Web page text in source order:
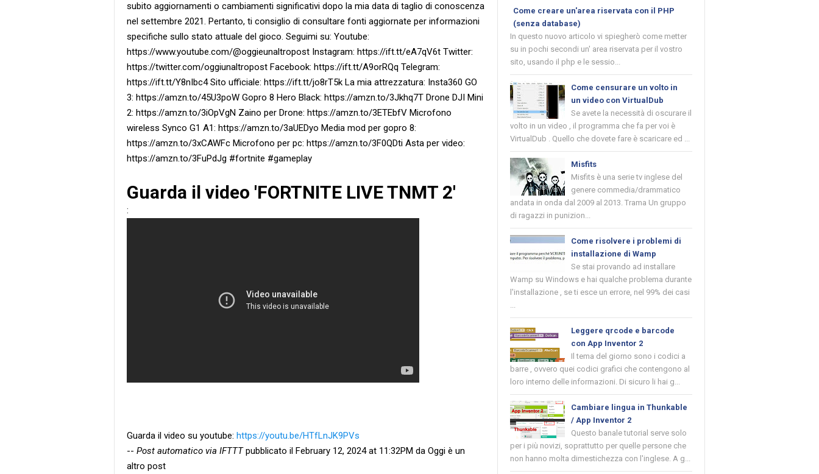
subito aggiornamenti o cambiamenti significativi dopo la mia data di taglio di conoscenza
nel settembre 2021. Pertanto, ti consiglio di consultare fonti aggiornate per informazioni
specifiche sullo stato attuale del gioco. Seguimi su: Youtube:
https://www.youtube.com/@oggieunaltropost Instagram: https://ift.tt/eA7qV6t Twitter:
https://twitter.com/oggiunaltropost Facebook: https://ift.tt/A9orRQq Telegram:
https://ift.tt/Y8nIbc4 Sito ufficiale: https://ift.tt/jo8rT5k La mia attrezzatura: Insta360 GO
3: https://amzn.to/45U3poW Gopro 8 Hero Black: https://amzn.to/3Jkhq7T Drone DJI Mini
2: https://amzn.to/3iOpVgN Zaino per Drone: https://amzn.to/3ETEbfV Microfono
wireless Synco G1 A1: https://amzn.to/3aUEDyo Media mod per gopro 8:
https://amzn.to/3xCAWFc Microfono per pc: https://amzn.to/3F0QDti Asta per video:
https://amzn.to/3FuPdJg #fortnite #gameplay
Guarda il video 'FORTNITE LIVE TNMT 2'
:
Guarda il video su youtube: https://youtu.be/HTfLnJK9PVs
-- Post automatico via IFTTTpubblicato il February 12, 2024 at 11:32PM da Oggi è un
altro post
Come creare un'area riservata con il PHP
(senza database)
In questo nuovo articolo vi spiegherò come metter
su in pochi secondi un' area riservata per il vostro
sito, usando il php e le sessio...
Come censurare un volto in
un video con VirtualDub
Se avete la necessità di oscurare il
volto in un video , il programma che fa per voi è
VirtualDub . Quello che dovete fare è scaricare ed ...
Misfits
Misfits è una serie tv inglese del
genere commedia/drammatico
andata in onda dal 2009 al 2013. Trama Un gruppo
di ragazzi in punizion...
Come risolvere i problemi di
installazione di Wamp
Se stai provando ad installare
Wamp su Windows e hai qualche problema durante
l'installazione , se ti esce un errore, nel 99% dei casi
...
Leggere qrcode e barcode
con App Inventor 2
Il tema del giorno sono i codici a
barre , ovvero quei codici grafici che contengono al
loro interno delle informazioni. Di sicuro li hai g...
Cambiare lingua in Thunkable
/ App Inventor 2
Questo banale tutorial serve solo
per i più novizi, soprattutto per quelle persone che
non hanno molta dimestichezza con l'inglese. A g...